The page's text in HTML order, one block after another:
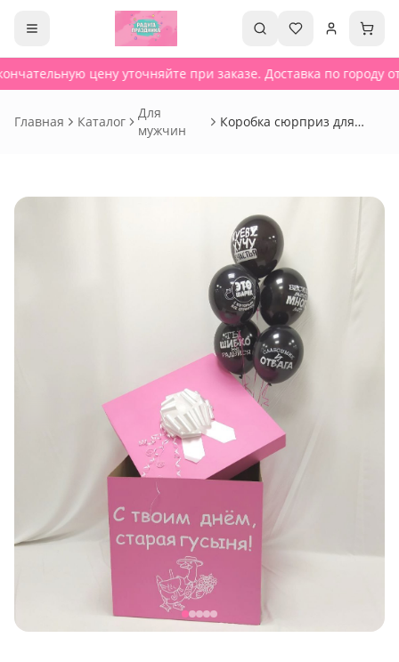
цену уточняйте при заказе. Доставка по городу
Главная Каталог
Для
мужчин
Коробка сюрприз для